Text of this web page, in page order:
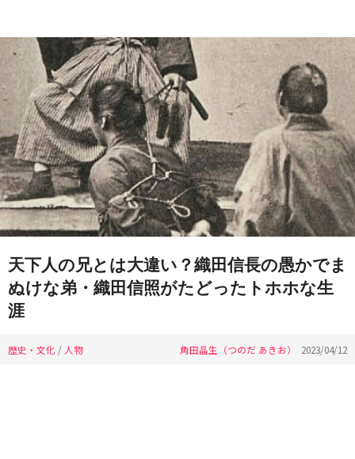
天下人の兄とは大違い？織田信長の愚かでま
ぬけな弟・織田信照がたどったトホホな生
涯
歴史・文化 / 人物 角田晶生（つのだ あきお） 2023/04/12